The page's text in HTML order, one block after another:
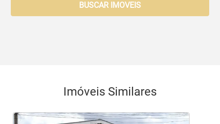
BUSCAR IMOVEIS
Imóveis Similares